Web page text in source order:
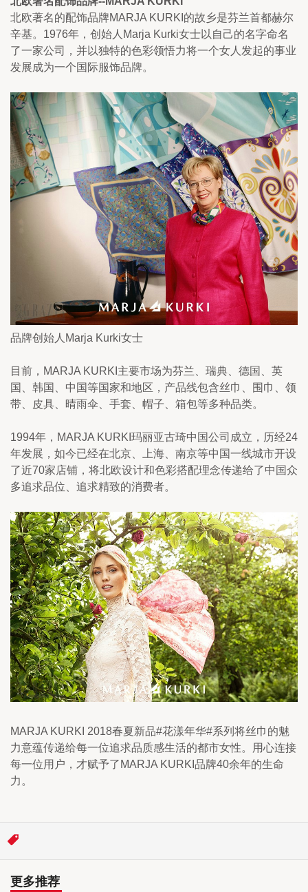
北欧著名的配饰品牌MARJA KURKI的故乡是芬兰首都赫尔
辛基。1976年，创始人Marja Kurki女士以自己的名字命名
了一家公司，并以独特的色彩领悟力将一个女人发起的事业
发展成为一个国际服饰品牌。
品牌创始人Marja Kurki女士
目前，MARJA KURKI主要市场为芬兰、瑞典、德国、英
国、韩国、中国等国家和地区，产品线包含丝巾、围巾、领
带、皮具、晴雨伞、手套、帽子、箱包等多种品类。
1994年，MARJA KURKI玛丽亚古琦中国公司成立，历经24
年发展，如今已经在北京、上海、南京等中国一线城市开设
了近70家店铺，将北欧设计和色彩搭配理念传递给了中国众
多追求品位、追求精致的消费者。
MARJA KURKI 2018春夏新品#花漾年华#系列将丝巾的魅
力意蕴传递给每一位追求品质感生活的都市女性。用心连接
每一位用户，才赋予了MARJA KURKI品牌40余年的生命
力。
更多推荐